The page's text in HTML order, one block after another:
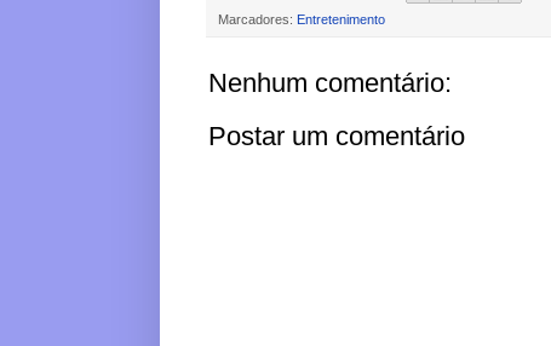
Marcadores: Entretenimento
Nenhum comentário:
Postar um comentário